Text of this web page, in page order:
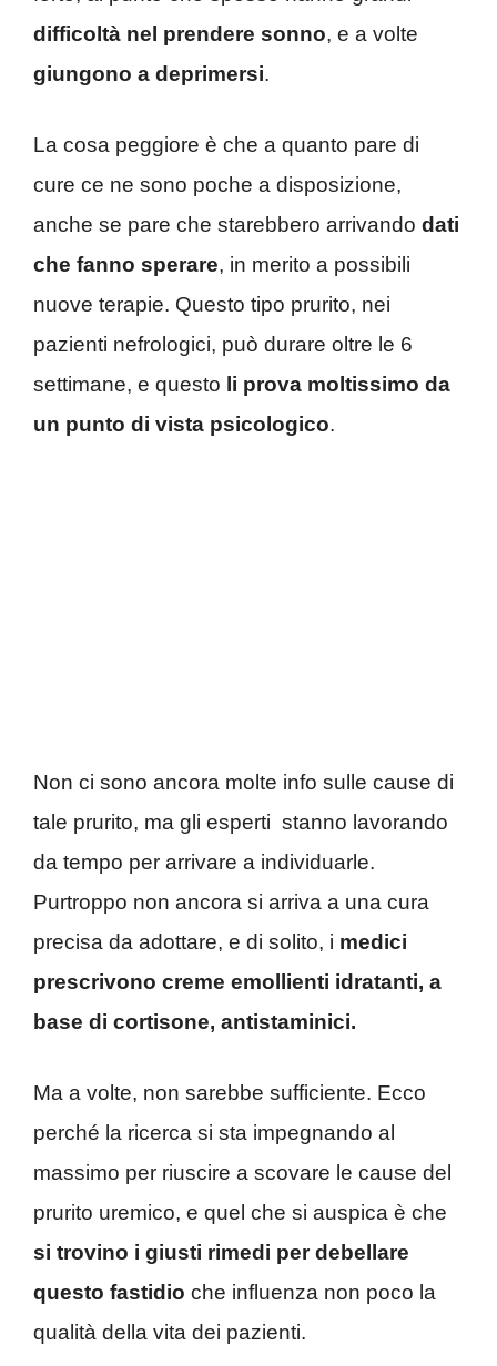
difficoltà nel prendere sonno, e a volte
giungono a deprimersi.
La cosa peggiore è che a quanto pare di
cure ce ne sono poche a disposizione,
anche se pare che starebbero arrivando dati
che fanno sperare, in merito a possibili
nuove terapie. Questo tipo prurito, nei
pazienti nefrologici, può durare oltre le 6
settimane, e questo li prova moltissimo da
un punto di vista psicologico.
Non ci sono ancora molte info sulle cause di
tale prurito, ma gli esperti stanno lavorando
da tempo per arrivare a individuarle.
Purtroppo non ancora si arriva a una cura
precisa da adottare, e di solito, i medici
prescrivono creme emollienti idratanti, a
base di cortisone, antistaminici.
Ma a volte, non sarebbe sufficiente. Ecco
perché la ricerca si sta impegnando al
massimo per riuscire a scovare le cause del
prurito uremico, e quel che si auspica è che
si trovino i giusti rimedi per debellare
questo fastidio che influenza non poco la
qualità della vita dei pazienti.